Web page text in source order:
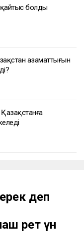
қайтыс болды
азаматтығын
деп
рет үн